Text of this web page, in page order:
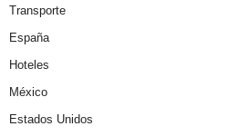
Transporte
España
Hoteles
México
Estados Unidos